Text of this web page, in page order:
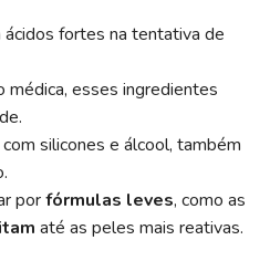
fortes na tentativa de
médica, esses ingredientes
silicones e álcool, também
porfórmulas leves, como as
até as peles mais reativas.